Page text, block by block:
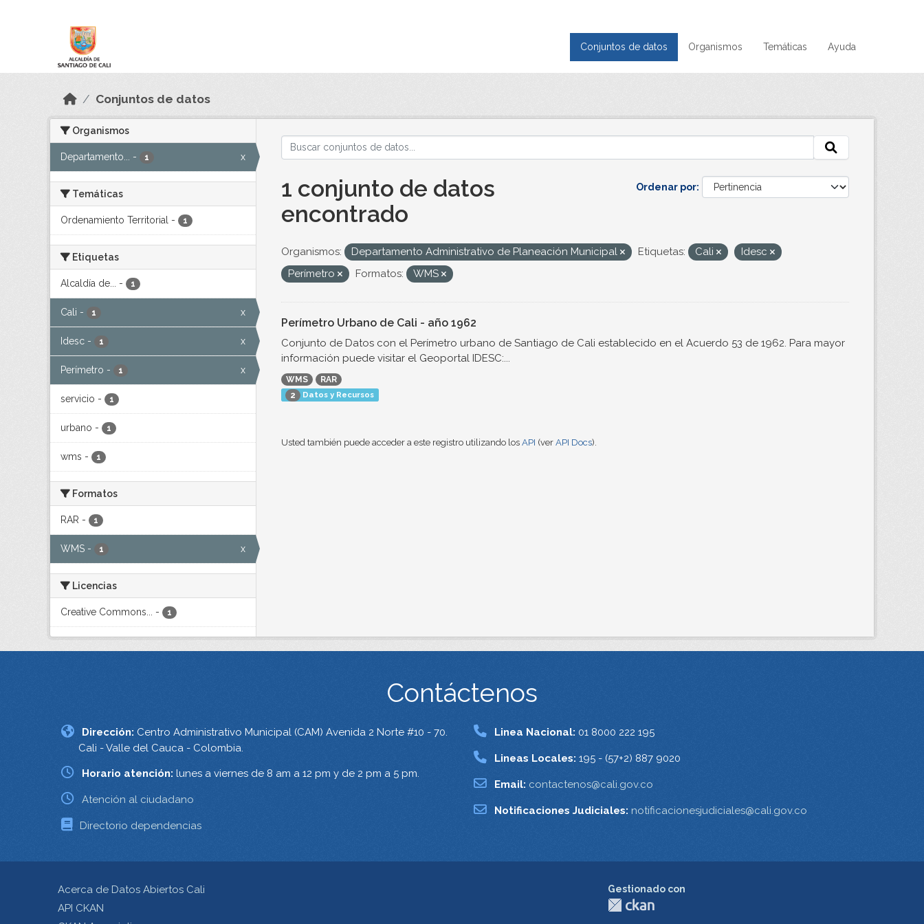
Conjuntos de datos Organismos Temáticas Ayuda
Conjuntos de datos
Organismos
Departamento... - 1 x
Temáticas
Ordenamiento Territorial - 1
Etiquetas
Alcaldía de... - 1
Cali - 1 x
Idesc - 1 x
Perímetro - 1 x
servicio - 1
urbano - 1
wms - 1
Formatos
RAR - 1
WMS - 1 x
Licencias
Creative Commons... - 1
Ordenar por
1 conjunto de datos
encontrado
Organismos: Departamento Administrativo de Planeación Municipal Etiquetas: Cali
Idesc
Perímetro
Formatos: WMS
Perímetro Urbano de Cali - año 1962
Conjunto de Datos con el Perímetro urbano de Santiago de Cali establecido en el Acuerdo 53 de 1962. Para mayor
información puede visitar el Geoportal IDESC:...
WMS
RAR
2
Datos y Recursos
Usted también puede acceder a este registro utilizando los API (ver API Docs).
Contáctenos
Dirección: Centro Administrativo Municipal (CAM) Avenida 2 Norte #10 - 70.
Cali - Valle del Cauca - Colombia.
Horario atención: lunes a viernes de 8 am a 12 pm y de 2 pm a 5 pm.
Atención al ciudadano
Directorio dependencias
Linea Nacional: 01 8000 222 195
Lineas Locales: 195 - (57+2) 887 9020
Email: contactenos@cali.gov.co
Notificaciones Judiciales: notificacionesjudiciales@cali.gov.co
Acerca de Datos Abiertos Cali
API CKAN
Gestionado con